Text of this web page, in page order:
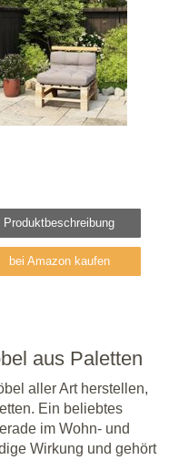
Produktbeschreibung
bei Amazon kaufen
aus Paletten
aller Art herstellen,
Ein beliebtes
im Wohn- und
Wirkung und gehört